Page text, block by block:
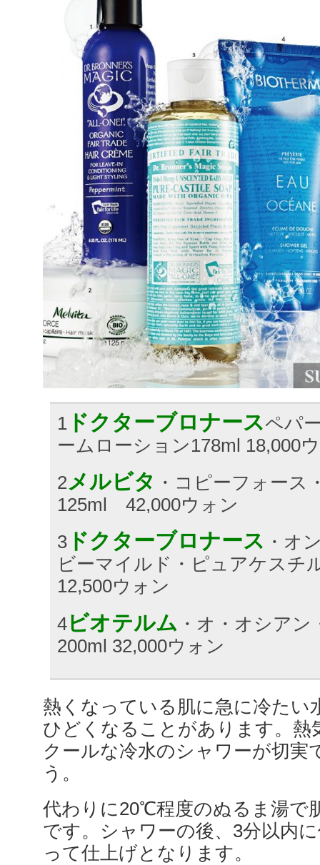
1 ドクターブロナースペパ
ームローション178ml 18,000
2メルビタ ・コピーフォース
125ml 42,000ウォン
3 ドクターブロナース ・オ
ビーマイルド・ピュアケスチ
12,500ウォン
4ビオテルム ・オ・オシア
200ml 32,000ウォン
熱くなっている肌に急に冷たい
ひどくなることがあります。熱
クールな冷水のシャワーが切実
う。
代わりに20℃程度のぬるま湯で
です。シャワーの後、3分以内
って仕上げとなります。